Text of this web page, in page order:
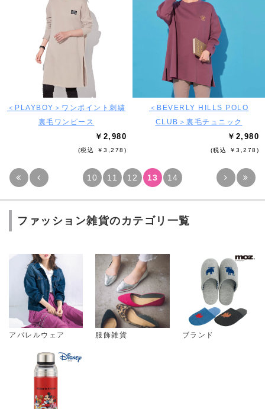
＜PLAYBOY＞ワンポイント刺繍
裏毛ワンピース
￥2,980
(税込 ￥3,278)
＜BEVERLY HILLS POLO
CLUB＞裏毛チュニック
￥2,980
(税込 ￥3,278)
10 11 12 13 14
ファッション雑貨のカテゴリ一覧
アパレルウェア 服飾雑貨 ブランド